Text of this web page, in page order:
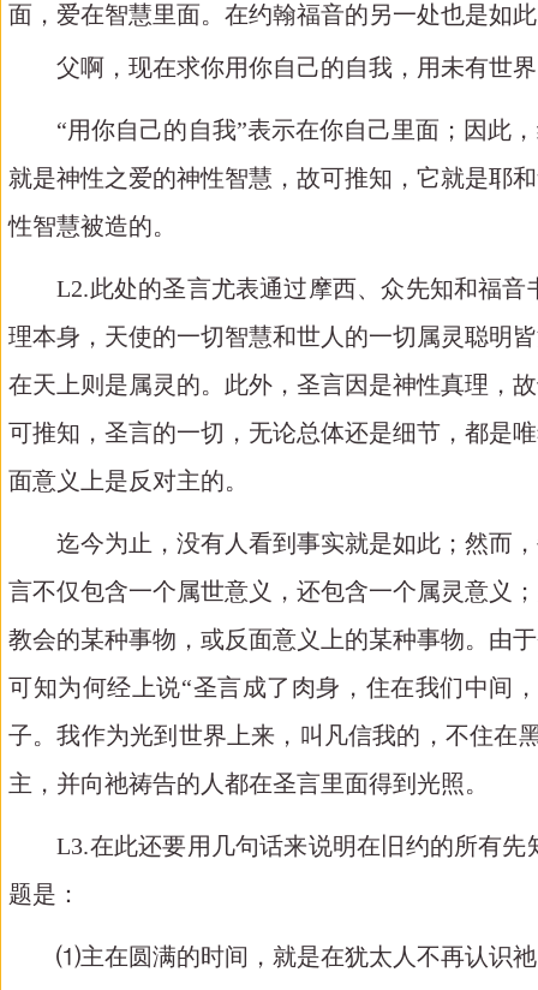
面，爱在智慧里面。在约翰福音的另一处也是如
父啊，现在求你用你自己的自我，用未有世界
“用你自己的自我”表示在你自己里面；因此
就是神性之爱的神性智慧，故可推知，它就是耶
性智慧被造的。
L2.此处的圣言尤表通过摩西、众先知和福
理本身，天使的一切智慧和世人的一切属灵聪明
在天上则是属灵的。此外，圣言因是神性真理，
可推知，圣言的一切，无论总体还是细节，都是
面意义上是反对主的。
迄今为止，没有人看到事实就是如此；然而，
言不仅包含一个属世意义，还包含一个属灵意义
教会的某种事物，或反面意义上的某种事物。由
可知为何经上说“圣言成了肉身，住在我们中间
子。我作为光到世界上来，叫凡信我的，不住在
主，并向祂祷告的人都在圣言里面得到光照。
L3.在此还要用几句话来说明在旧约的所有
题是：
⑴主在圆满的时间，就是在犹太人不再认识